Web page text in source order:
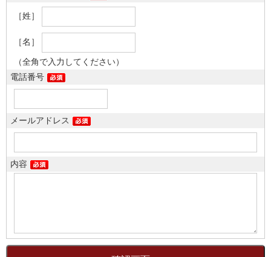
［姓］
［名］
（全角で入力してください）
電話番号
メールアドレス
内容